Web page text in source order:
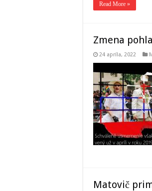
Read More »
Zmena
24 apríla, 2022
Matovič